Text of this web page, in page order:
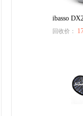
ibasso
回收价：